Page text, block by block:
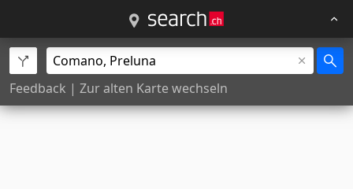
Feedback | Zur alten Karte wechseln